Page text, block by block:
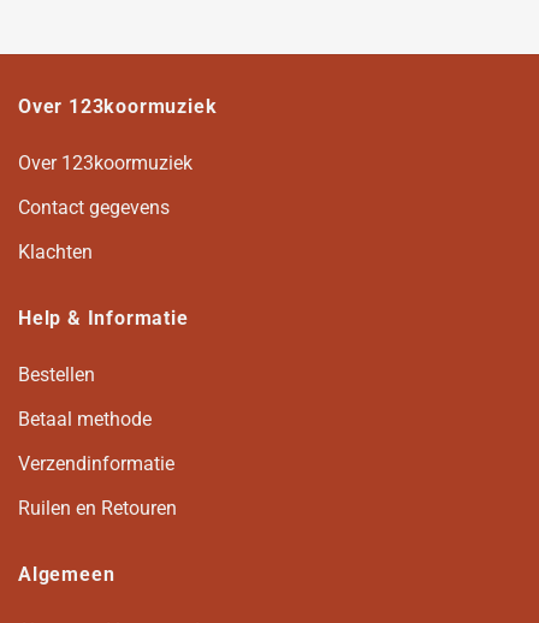
Over 123koormuziek
Over 123koormuziek
Contact gegevens
Klachten
Help & Informatie
Bestellen
Betaal methode
Verzendinformatie
Ruilen en Retouren
Algemeen